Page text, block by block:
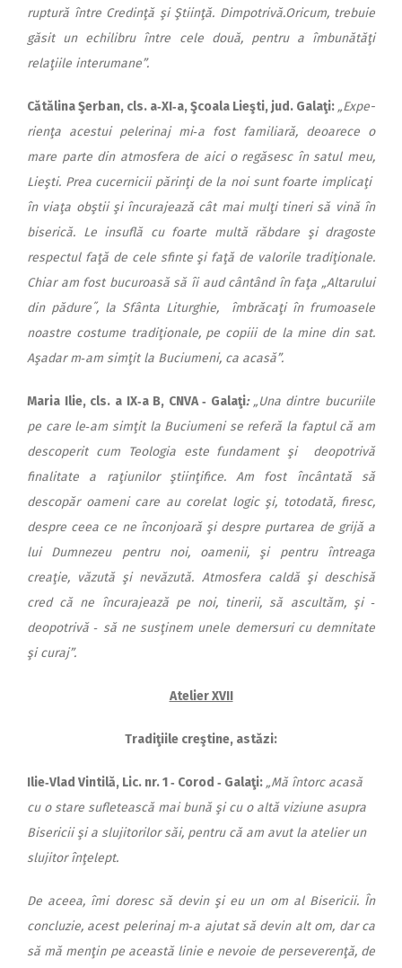
ruptură între Credinţă şi Ştiinţă. Dimpotrivă.Oricum, trebuie
găsit un echilibru între cele două, pentru a îmbunătăţi
relaţiile interumane”.
Cătălina Şerban, cls. a‑XI‑a, Şcoala Lieşti, jud. Galaţi: „Expe­
rienţa acestui pelerinaj mi‑a fost familiară, deoarece o
mare parte din atmosfera de aici o regăsesc în satul meu,
Lieşti. Prea cucernicii părinţi de la noi sunt foarte implicaţi
în viaţa obştii şi încurajează cât mai mulţi tineri să vină în
biserică. Le insuflă cu foarte multă răbdare şi dragoste
respectul faţă de cele sfinte şi faţă de valorile tradiţionale.
Chiar am fost bucuroasă să îi aud cântând în faţa „Altarului
din pădure˝, la Sfânta Liturghie, îmbrăcaţi în frumoasele
noastre costume tradiţionale, pe copiii de la mine din sat.
Aşadar m‑am simţit la Buciumeni, ca acasă”.
Maria Ilie, cls. a IX‑a B, CNVA ‑ Galaţi: „Una dintre bucuriile
pe care le‑am simţit la Buciumeni se referă la faptul că am
descoperit cum Teologia este fundament şi deopotrivă
finalitate a raţiunilor ştiin­ţifice. Am fost încântată să
descopăr oameni care au co­relat logic şi, totodată, firesc,
despre ceea ce ne înconjoară şi despre purtarea de grijă a
lui Dumnezeu pentru noi, oamenii, şi pentru întreaga
creaţie, văzută şi nevăzută. Atmosfera caldă şi deschisă
cred că ne încurajează pe noi, tinerii, să ascultăm, şi ‑
deopotrivă ‑ să ne susţinem unele demersuri cu demnitate
şi curaj”.
Atelier XVII
Tradiţiile creştine, astăzi:
Ilie‑Vlad Vintilă, Lic. nr. 1 ‑ Corod ‑ Galaţi: „Mă întorc acasă
cu o stare sufletească mai bună şi cu o altă viziune asupra
Bisericii şi a slujitorilor săi, pentru că am avut la atelier un
slujitor înţelept.
De aceea, îmi doresc să devin şi eu un om al Bisericii. În
concluzie, acest pelerinaj m‑a ajutat să devin alt om, dar ca
să mă menţin pe această linie e nevoie de perseverenţă, de